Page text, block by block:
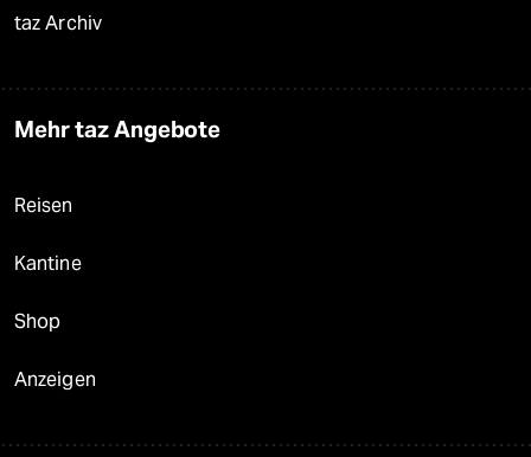
taz Archiv
Mehr taz Angebote
Reisen
Kantine
Shop
Anzeigen